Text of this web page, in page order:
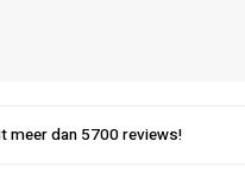
meer dan 5700 reviews!